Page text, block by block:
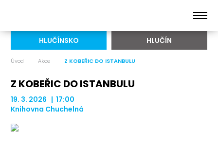
HLUČÍNSKO HLUČÍN
Úvod Akce Z KOBEŘIC DO ISTANBULU
Z KOBEŘIC DO ISTANBULU
19. 3. 2026 | 17:00
Knihovna Chuchelná